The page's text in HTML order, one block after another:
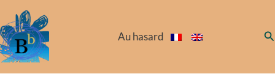
au
contenu
Au hasard